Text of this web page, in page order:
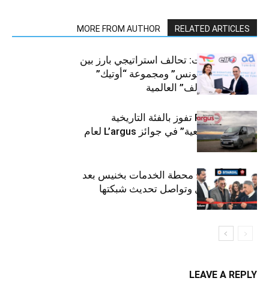
RELATED ARTICLES
MORE FROM AUTHOR
قطاع السيارات: تحالف استراتيجي بارز بين
“توتال إنرجيز تونس” ومجموعة “أوتيك”
لتوزيع زيوت “إلف” العالمية
كيا PV5 Cargo تفوز بالفئة التاريخية
“للمركبات النفعية” في جوائز L’argus لعام
2026
ستارأويل تفتتح محطة الخدمات بخنيس بعد
تجديدهابالكامل وتواصل تحديث شبكتها
LEAVE A REPLY